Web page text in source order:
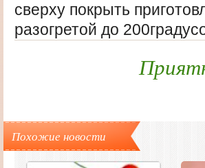
сверху покрыть
разогретой до
Похожие новости